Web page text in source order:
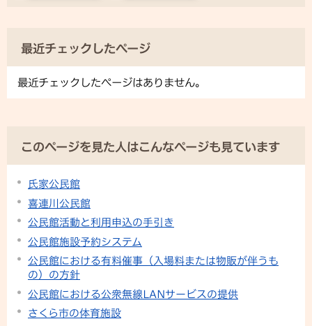
最近チェックしたページ
最近チェックしたページはありません。
このページを見た人はこんなページも見ています
氏家公民館
喜連川公民館
公民館活動と利用申込の手引き
公民館施設予約システム
公民館における有料催事（入場料または物販が伴うも
の）の方針
公民館における公衆無線LANサービスの提供
さくら市の体育施設